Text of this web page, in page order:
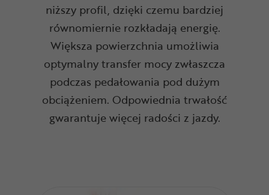
niższy profil, dzięki czemu bardziej
równomiernie rozkładają energię.
Większa powierzchnia umożliwia
optymalny transfer mocy zwłaszcza
podczas pedałowania pod dużym
obciążeniem. Odpowiednia trwałość
gwarantuje więcej radości z jazdy.